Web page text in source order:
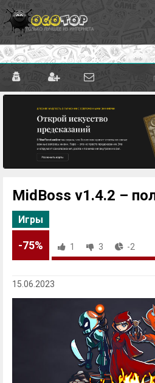
MidBoss v1.4.2 –
Игры
-75% 1 3 -2
15.06.2023